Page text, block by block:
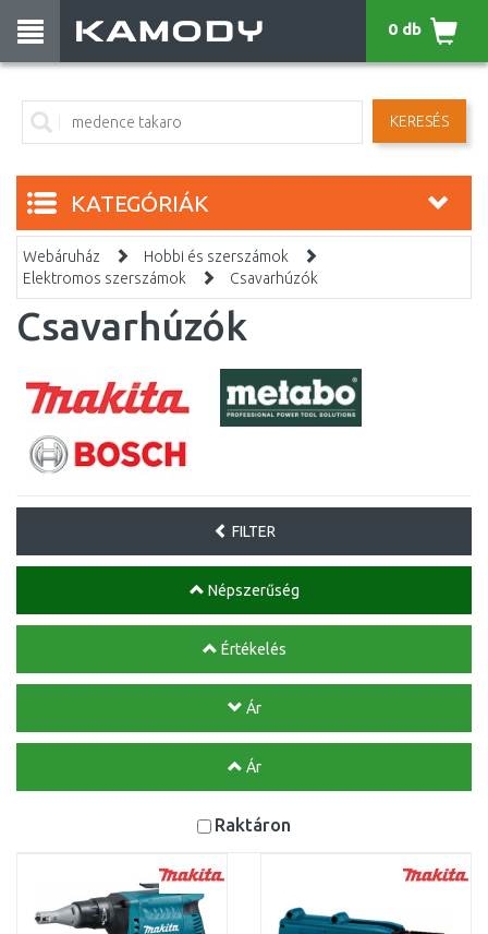
KERESÉS
0 db
KATEGÓRIÁK
Webáruház
Hobbi és szerszámok
Elektromos szerszámok
Csavarhúzók
Csavarhúzók
FILTER
Népszerűség
Értékelés
Ár
Ár
Raktáron